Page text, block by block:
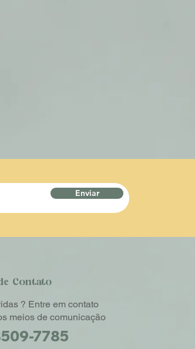
Enviar
Contato
? Entre em contato
meios de comunicação
7785